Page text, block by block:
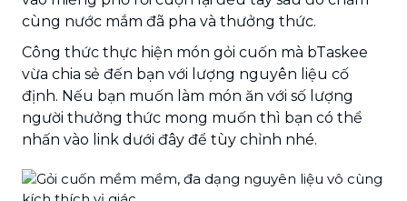
cùng nước mắm đã pha và thưởng thức.
Công thức thực hiện món gỏi cuốn mà bTaskee
vừa chia sẻ đến bạn với lượng nguyên liệu cố
định. Nếu bạn muốn làm món ăn với số lượng
người thưởng thức mong muốn thì bạn có thể
nhấn vào link dưới đây để tùy chỉnh nhé.